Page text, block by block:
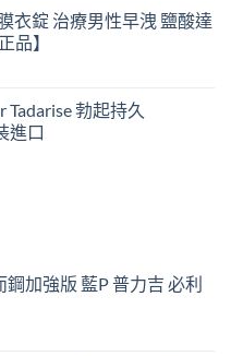
衣錠 治療男性早洩 鹽酸達
品】
勃起持久
進口
加強版 藍P 普力吉 必利